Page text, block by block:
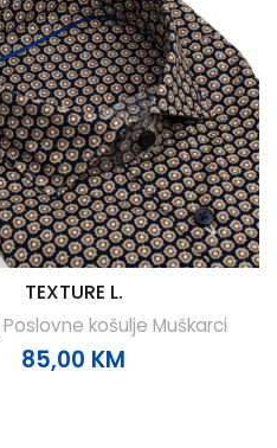
TEXTURE L.
Poslovne košulje Muškarci
85,00 KM